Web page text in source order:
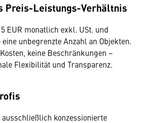
Preis-Leistungs-Verhältnis
EUR monatlich exkl. USt. und
unbegrenzte Anzahl an Objekten.
keine Beschränkungen –
Flexibilität und Transparenz.
konzessionierte